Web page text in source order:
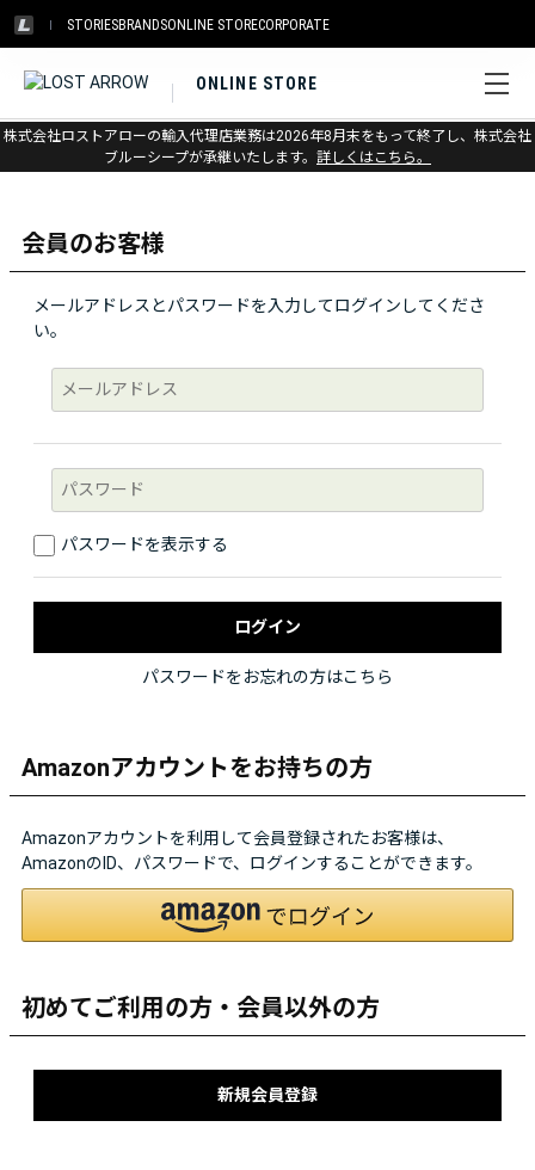
STORIESBRANDSONLINE STORECORPORATE
ONLINE STORE
株式会社ロストアローの輸入代理店業務は2026年8月末をもって終了し、株式会社
ブルーシープが承継いたします。 詳しくはこちら。
ログイン
会員のお客様
メールアドレスとパスワードを入力してログインしてくださ
い。
パスワードを表示する
パスワードをお忘れの方はこちら
Amazonアカウントをお持ちの方
Amazonアカウントを利用して会員登録されたお客様は、
AmazonのID、パスワードで、ログインすることができます。
初めてご利用の方・会員以外の方